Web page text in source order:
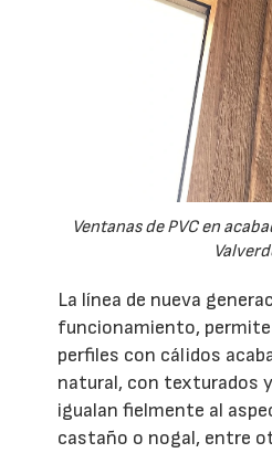
Ventanas de PVC en
La línea de nueva
funcionamiento,
perfiles con cálidos
natural, con texturados
igualan fielmente al
castaño o nogal, entre